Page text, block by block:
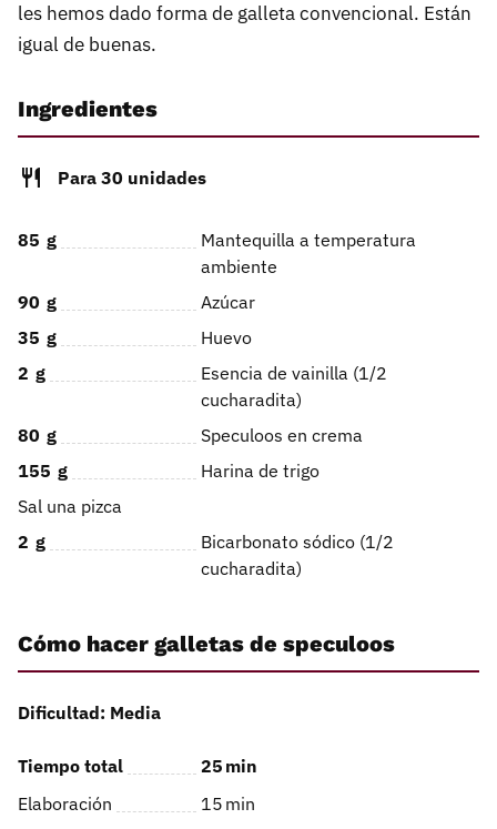
les hemos dado forma de galleta convencional. Están
igual de buenas.
Ingredientes
Para 30 unidades
85 g
Mantequilla a temperatura
ambiente
90 g
Azúcar
35 g
Huevo
2 g
Esencia de vainilla (1/2
cucharadita)
80 g
Speculoos en crema
155 g
Harina de trigo
Sal una pizca
2 g
Bicarbonato sódico (1/2
cucharadita)
Cómo hacer galletas de speculoos
Dificultad: Media
Tiempo total 25 min
Elaboración
15 min